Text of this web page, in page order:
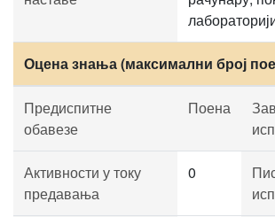
Оцена знања (максимални број
Предиспитне
обавезе
Поена
Активности у току
предавања
0